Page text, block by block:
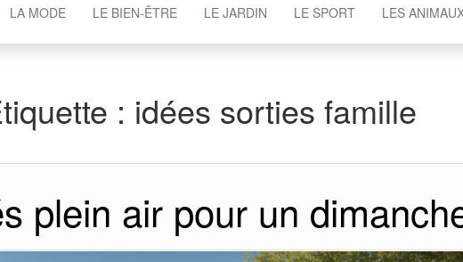
LA MODE LE BIEN-ÊTRE LE JARDIN LE SPORT LES
: idées sorties famille
plein air pour un